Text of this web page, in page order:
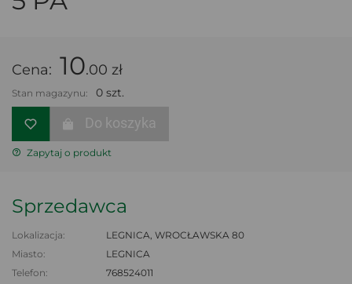
Cena: 10.00 zł
Stan magazynu: 0 szt.
Do koszyka
Zapytaj o produkt
Sprzedawca
Lokalizacja:
LEGNICA, WROCŁAWSKA 80
Miasto:
LEGNICA
Telefon:
768524011